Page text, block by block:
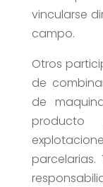
vincularse
campo.
Otros
de
de
producto